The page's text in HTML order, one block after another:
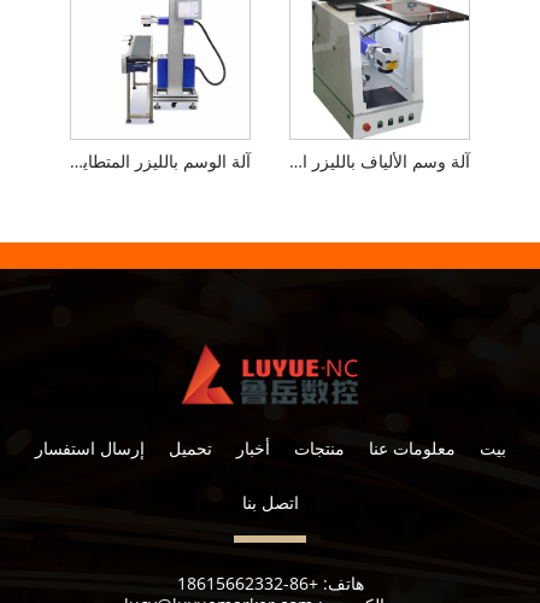
آلة الوسم بالليزر المتطايرة لخط الإنتاج آلة وسم الألياف بالليزر المغلقة
بيت معلومات عنا منتجات أخبار تحميل إرسال استفسار
اتصل بنا
هاتف:+86-18615662332